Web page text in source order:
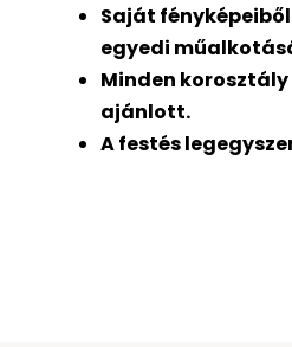
Saját
egyedi
Minden
ajánlott.
A festés